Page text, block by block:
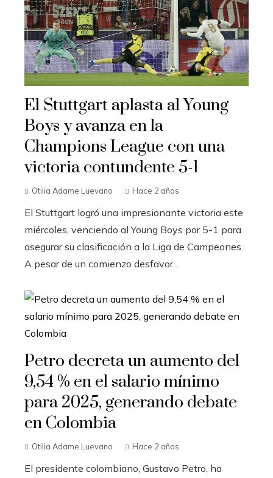
El Stuttgart aplasta al Young
Boys y avanza en la
Champions League con una
victoria contundente 5-1
Otilia Adame Luevano Hace 2 años
El Stuttgart logró una impresionante victoria este
miércoles, venciendo al Young Boys por 5-1 para
asegurar su clasificación a la Liga de Campeones.
A pesar de un comienzo desfavor...
Petro decreta un aumento del
9,54 % en el salario mínimo
para 2025, generando debate
en Colombia
Otilia Adame Luevano Hace 2 años
El presidente colombiano, Gustavo Petro, ha